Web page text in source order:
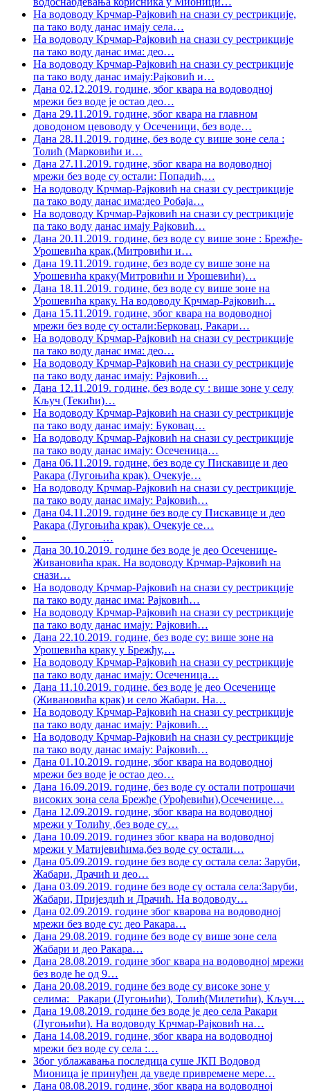
На водоводу Крчмар-Рајковић на снази су рестрикције,
па тако воду данас имају села…
На водоводу Крчмар-Рајковић на снази су рестрикције
па тако воду данас има: део…
На водоводу Крчмар-Рајковић на снази су рестрикције
па тако воду данас имају:Рајковић и…
Дана 02.12.2019. године, због квара на водоводној
мрежи без воде је остао део…
Дана 29.11.2019. године, због квара на главном
доводоном цевоводу у Осеченици, без воде…
Дана 28.11.2019. године, без воде су више зоне села :
Толић (Марковићи и…
Дана 27.11.2019. године, због квара на водоводној
мрежи без воде су остали: Попадић,…
На водоводу Крчмар-Рајковић на снази су рестрикције
па тако воду данас има:део Робаја…
На водоводу Крчмар-Рајковић на снази су рестрикције
па тако воду данас имају Рајковић…
Дана 20.11.2019. године, без воде су више зоне : Брежђе-
Урошевића крак,(Митровићи и…
Дана 19.11.2019. године, без воде су више зоне на
Урошевића краку(Митровићи и Урошевићи)…
Дана 18.11.2019. године, без воде су више зоне на
Урошевића краку. На водоводу Крчмар-Рајковић…
Дана 15.11.2019. године, због квара на водоводној
мрежи без воде су остали:Берковац, Ракари…
На водоводу Крчмар-Рајковић на снази су рестрикције
па тако воду данас има: део…
На водоводу Крчмар-Рајковић на снази су рестрикције
па тако воду данас имају: Рајковић…
Дана 12.11.2019. године, без воде су : више зоне у селу
Кључ (Текићи)…
На водоводу Крчмар-Рајковић на снази су рестрикције
па тако воду данас имају: Буковац…
На водоводу Крчмар-Рајковић на снази су рестрикције
па тако воду данас имају: Осеченица…
Дана 06.11.2019. године, без воде су Пискавице и део
Ракара (Лугоњића крак). Очекује…
На водоводу Крчмар-Рајковић на снази су рестрикције
па тако воду данас имају: Рајковић…
Дана 04.11.2019. године без воде су Пискавице и део
Ракара (Лугоњића крак). Очекује се…
…
Дана 30.10.2019. године без воде је део Осеченице-
Живановића крак. На водоводу Крчмар-Рајковић на
снази…
На водоводу Крчмар-Рајковић на снази су рестрикције
па тако воду данас има: Рајковић…
На водоводу Крчмар-Рајковић на снази су рестрикције
па тако воду данас имају: Рајковић…
Дана 22.10.2019. године, без воде су: више зоне на
Урошевића краку у Брежђу,…
На водоводу Крчмар-Рајковић на снази су рестрикције
па тако воду данас имају: Осеченица…
Дана 11.10.2019. године, без воде је део Осеченице
(Живановића крак) и село Жабари. На…
На водоводу Крчмар-Рајковић на снази су рестрикције
па тако воду данас имају: Рајковић…
На водоводу Крчмар-Рајковић на снази су рестрикције
па тако воду данас имају: Рајковић…
Дана 01.10.2019. године, због квара на водоводној
мрежи без воде је остао део…
Дана 16.09.2019. године, без воде су остали потрошачи
високих зона села Брежђе (Урођевићи),Осеченице…
Дана 12.09.2019. године, због квара на водоводној
мрежи у Толићу ,без воде су…
Дана 10.09.2019. годинез због квара на водоводној
мрежи у Матијевићима,без воде су остали…
Дана 05.09.2019. године без воде су остала села: Заруби,
Жабари, Драчић и део…
Дана 03.09.2019. године без воде су остала села:Заруби,
Жабари, Пријездић и Драчић. На водоводу…
Дана 02.09.2019. године због кварова на водоводној
мрежи без воде су: део Ракара…
Дана 29.08.2019. године без воде су више зоне села
Жабари и део Ракара…
Дана 28.08.2019. године због квара на водоводној мрежи
без воде ће од 9…
Дана 20.08.2019. године без воде су високе зоне у
селима: Ракари (Лугоњићи), Толић(Милетићи), Кључ…
Дана 19.08.2019. године без воде је део села Ракари
(Лугоњићи). На водоводу Крчмар-Рајковић на…
Дана 14.08.2019. године, због квара на водоводној
мрежи без воде су села :…
Због ублажавања последица суше ЈКП Водовод
Мионица је принуђен да уведе привремене мере…
Дана 08.08.2019. године, због квара на водоводној